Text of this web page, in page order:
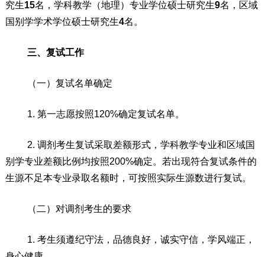
究生15名，学科教学（地理）专业学位硕士研究生9名 ， 区域
国别学学术学位硕士研究生4名 。
三、复试工作
（一）复试名单确定
1. 第一志愿按照120%确定复试名单。
2. 调剂 考生复试采取差额形式，学科教学专业和区域国
别学专业差额比例均按照200%确定。 若出现符合复试条件的
生源不足本专业录取名额时，可按照实际生源数进行复试。
（ 二 ） 对调剂考生的要求
1. 考生须遵纪守法，品德良好，诚实守信，学风端正，